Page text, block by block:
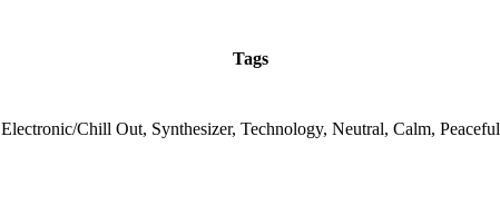
Tags
Electronic/Chill Out, Synthesizer, Technology, Neutral, Calm, Peaceful